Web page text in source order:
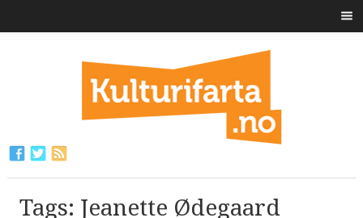
Tags: Jeanette Ødegaard